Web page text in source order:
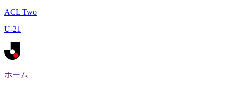
ACL Two
U-21
ホーム